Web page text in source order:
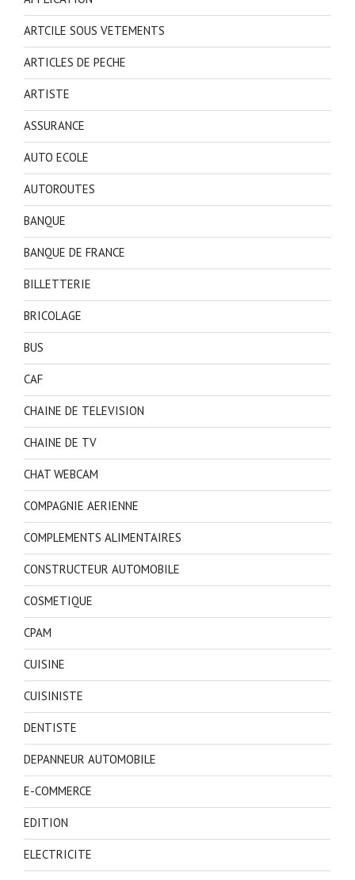
ARTCILE SOUS VETEMENTS
ARTICLES DE PECHE
ARTISTE
ASSURANCE
AUTO ECOLE
AUTOROUTES
BANQUE
BANQUE DE FRANCE
BILLETTERIE
BRICOLAGE
BUS
CAF
CHAINE DE TELEVISION
CHAINE DE TV
CHAT WEBCAM
COMPAGNIE AERIENNE
COMPLEMENTS ALIMENTAIRES
CONSTRUCTEUR AUTOMOBILE
COSMETIQUE
CPAM
CUISINE
CUISINISTE
DENTISTE
DEPANNEUR AUTOMOBILE
E-COMMERCE
EDITION
ELECTRICITE